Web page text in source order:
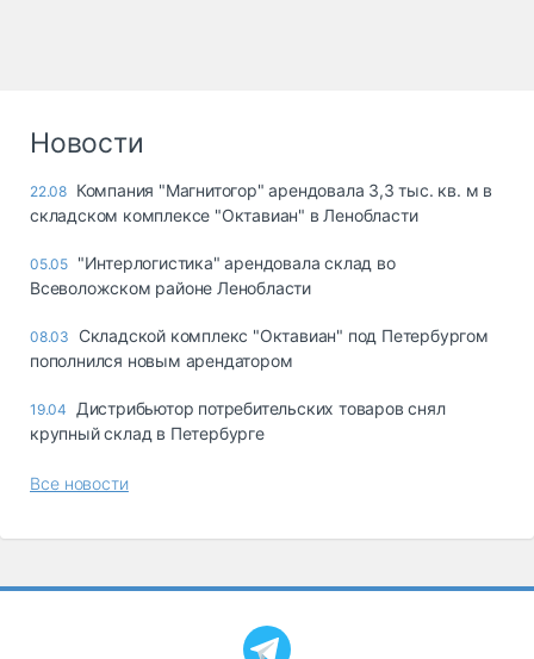
опасные грузы
страхование
Склады и
грузовые
Коммерческий
транспорт
Топливо, масла и
Новости
22.08 Компания "Магнитогор" арендовала 3,3 тыс. кв. м в
складском комплексе "Октавиан" в Ленобласти
05.05 "Интерлогистика" арендовала склад во
Всеволожском районе Ленобласти
08.03
Складской комплекс "Октавиан" под Петербургом
пополнился новым арендатором
19.04
Дистрибьютор потребительских товаров снял
крупный склад в Петербурге
Все новости